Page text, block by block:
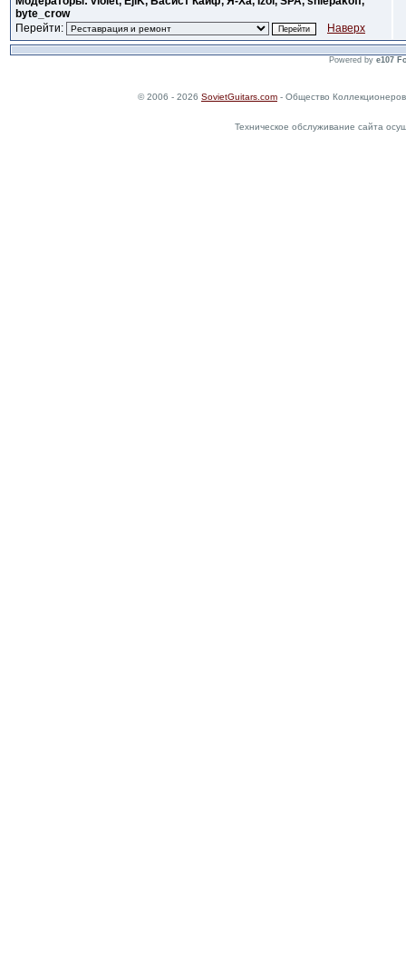
byte_crow
Перейти:
Наверх
Powered by e107
© 2006 - 2026 SovietGuitars.com - Общество
Техническое обслуживание сайта